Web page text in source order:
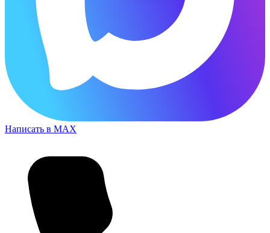
Написать в MAX